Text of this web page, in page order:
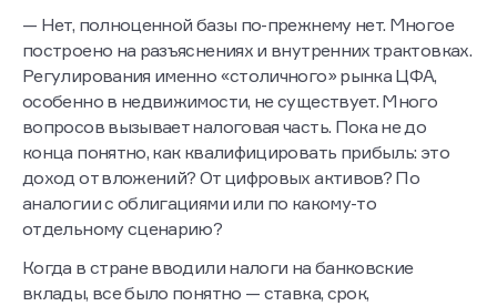
— Нет, полноценной базы по-прежнему нет. Многое
построено на разъяснениях и внутренних трактовках.
Регулирования именно «столичного» рынка ЦФА,
особенно в недвижимости, не существует. Много
вопросов вызывает налоговая часть. Пока не до
конца понятно, как квалифицировать прибыль: это
доход от вложений? От цифровых активов? По
аналогии с облигациями или по какому-то
отдельному сценарию?
Когда в стране вводили налоги на банковские
вклады, все было понятно — ставка, срок,